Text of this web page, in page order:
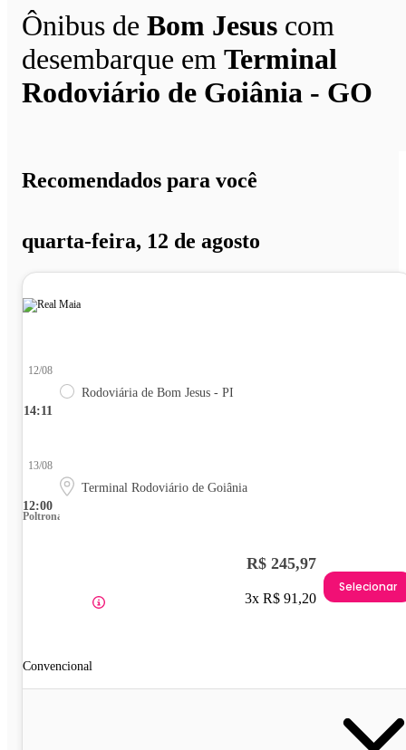
Ônibus de Bom Jesus com
desembarque em Terminal
Rodoviário de Goiânia - GO
Recomendados para você
quarta-feira, 12 de agosto
14:11
12/08
Rodoviária de Bom Jesus - PI
12:00
13/08
Terminal Rodoviário de Goiânia
Poltrona
Convencional
R$ 245,97
3x R$ 91,20
Selecionar